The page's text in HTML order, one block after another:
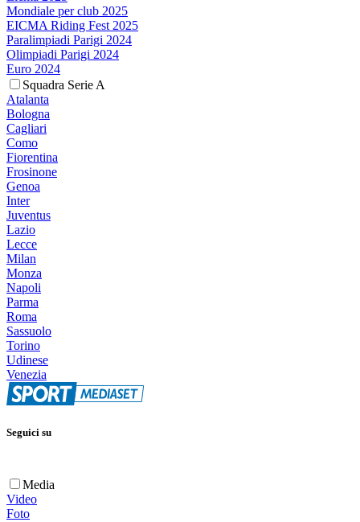
Mondiale per club 2025
EICMA Riding Fest 2025
Paralimpiadi Parigi 2024
Olimpiadi Parigi 2024
Euro 2024
Squadra Serie A
Atalanta
Bologna
Cagliari
Como
Fiorentina
Frosinone
Genoa
Inter
Juventus
Lazio
Lecce
Milan
Monza
Napoli
Parma
Roma
Sassuolo
Torino
Udinese
Venezia
Seguici su
Media
Video
Foto